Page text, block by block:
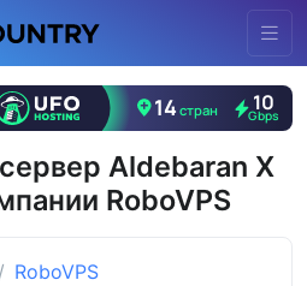
Aldebaran X
RoboVPS
RoboVPS